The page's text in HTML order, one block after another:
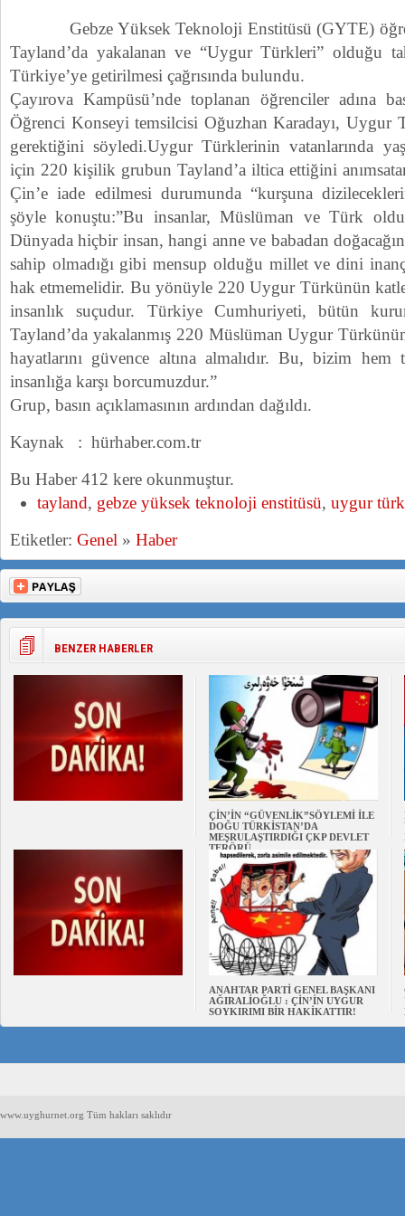
Gebze Yüksek Teknoloji Enstitüsü (GYTE)
Tayland’da yakalanan ve “Uygur Türkleri” olduğu
Türkiye’ye getirilmesi çağrısında bulundu.
Çayırova Kampüsü’nde toplanan öğrenciler adına
Öğrenci Konseyi temsilcisi Oğuzhan Karadayı, Uygur
gerektiğini söyledi.Uygur Türklerinin vatanlarında
için 220 kişilik grubun Tayland’a iltica ettiğini
Çin’e iade edilmesi durumunda “kurşuna
şöyle konuştu:”Bu insanlar, Müslüman ve Türk
Dünyada hiçbir insan, hangi anne ve babadan
sahip olmadığı gibi mensup olduğu millet ve dini
hak etmemelidir. Bu yönüyle 220 Uygur Türkünün
insanlık suçudur. Türkiye Cumhuriyeti, bütün
Tayland’da yakalanmış 220 Müslüman Uygur
hayatlarını güvence altına almalıdır. Bu, bizim
insanlığa karşı borcumuzdur.”
Grup, basın açıklamasının ardından dağıldı.
Kaynak : hürhaber.com.tr
Bu Haber 412 kere okunmuştur.
tayland, gebze yüksek teknoloji enstitüsü, uygur
Etiketler: Genel » Haber
BENZER HABERLER
ÇİN’İN “GÜVENLİK”SÖYLEMİ İLE
DOĞU TÜRKİSTAN’DA
MEŞRULAŞTIRDIĞI ÇKP DEVLET
TERÖRÜ
ANAHTAR PARTİ GENEL BAŞKANI
AĞIRALİOĞLU : ÇİN’İN UYGUR
SOYKIRIMI BİR HAKİKATTIR!
www.uyghurnet.org Tüm hakları saklıdır